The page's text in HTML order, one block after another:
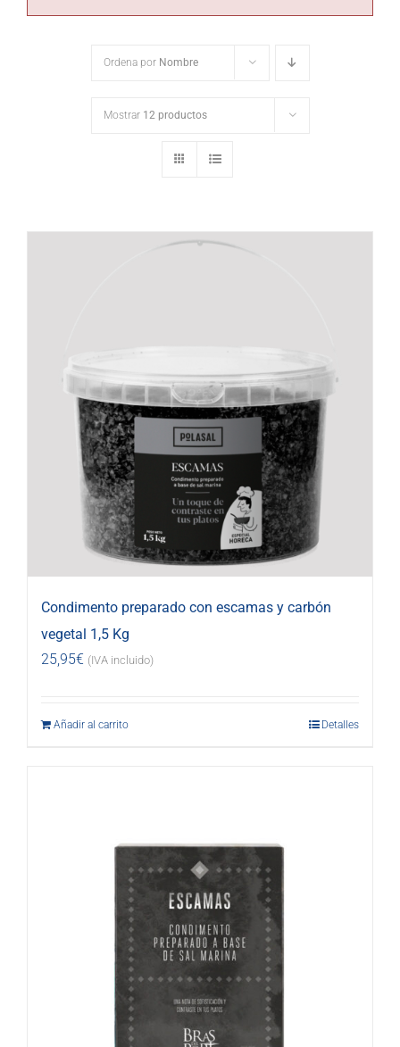
Ordena por Nombre
Mostrar 12 productos
Condimento preparado con escamas y carbón
vegetal 1,5 Kg
25,95€ (IVA incluido)
Añadir al carrito Detalles